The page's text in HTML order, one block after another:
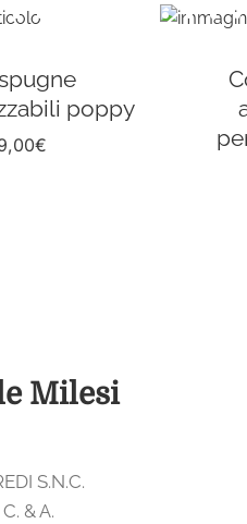
poppy
€
Milesi
S.N.C.
& A.